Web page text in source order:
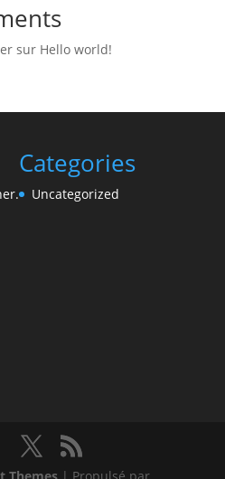
sur Hello world!
Categories
Uncategorized